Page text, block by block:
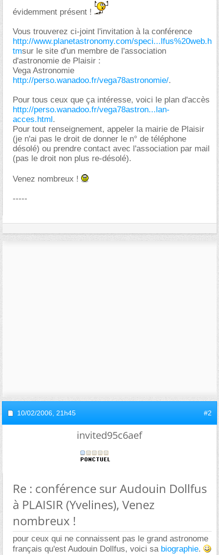
évidemment présent !
Vous trouverez ci-joint l'invitation à la conférence
http://www.planetastronomy.com/speci...lfus%20web.h
tmsur le site d'un membre de l'association
d'astronomie de Plaisir :
Vega Astronomie
http://perso.wanadoo.fr/vega78astronomie/.
Pour tous ceux que ça intéresse, voici le plan d'accès
http://perso.wanadoo.fr/vega78astron...lan-
acces.html.
Pour tout renseignement, appeler la mairie de Plaisir
(je n'ai pas le droit de donner le n° de téléphone
désolé) ou prendre contact avec l'association par mail
(pas le droit non plus re-désolé).
Venez nombreux !
-----
10/02/2006, 21h45 #2
invited95c6aef
Re : conférence sur Audouin Dollfus
à PLAISIR (Yvelines), Venez
nombreux !
pour ceux qui ne connaissent pas le grand astronome
français qu'est Audouin Dollfus, voici sa biographie.